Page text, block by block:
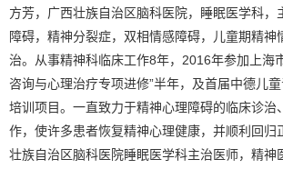
方芳，广西壮族自治区脑科医院，睡眠医学科，
障碍，精神分裂症，双相情感障碍，儿童期精神
治。从事精神科临床工作8年，2016年参加上海
咨询与心理治疗专项进修”半年，及首届中德儿
培训项目。一直致力于精神心理障碍的临床诊治
作，使许多患者恢复精神心理健康，并顺利回归
壮族自治区脑科医院睡眠医学科主治医师，精神